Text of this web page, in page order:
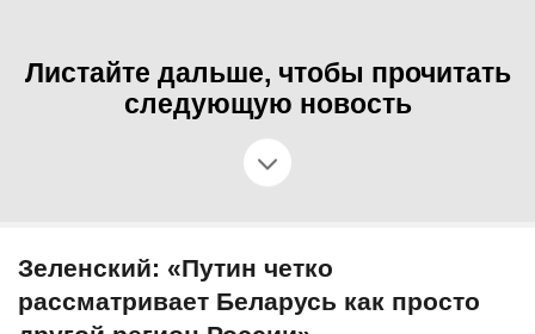
Листайте дальше, чтобы прочитать
следующую новость